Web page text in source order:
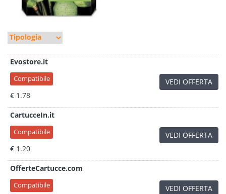
Evostore.it
Compatibile
€ 1.78
VEDI OFFERTA
CartucceIn.it
Compatibile
€ 1.20
VEDI OFFERTA
OfferteCartucce.com
Compatibile VEDI OFFERTA